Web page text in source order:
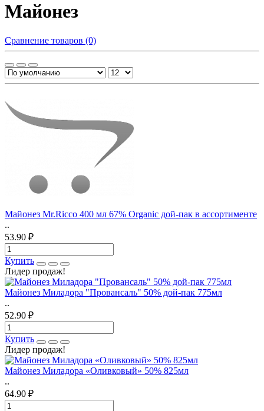
Майонез
Сравнение товаров (0)
Майонез Mr.Ricco 400 мл 67% Organic дой-пак в ассортименте
..
53.90 ₽
Купить
Лидер продаж!
Майонез Миладора "Провансаль" 50% дой-пак 775мл
..
52.90 ₽
Купить
Лидер продаж!
Майонез Миладора «Оливковый» 50% 825мл
..
64.90 ₽